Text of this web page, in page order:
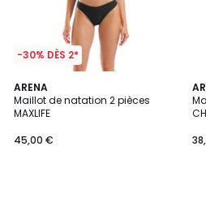
-30% DÈS 2*
ARENA
Maillot de natation 2 pièces
MAXLIFE
45,00 €